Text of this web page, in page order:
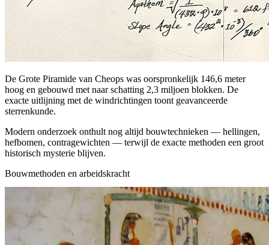
De Grote Piramide van Cheops was oorspronkelijk 146,6 meter
hoog en gebouwd met naar schatting 2,3 miljoen blokken. De
exacte uitlijning met de windrichtingen toont geavanceerde
sterrenkunde.
Modern onderzoek onthult nog altijd bouwtechnieken — hellingen,
hefbomen, contragewichten — terwijl de exacte methoden een groot
historisch mysterie blijven.
Bouwmethoden en arbeidskracht